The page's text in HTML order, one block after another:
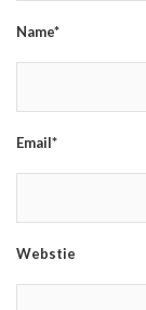
Name*
Email*
Webstie